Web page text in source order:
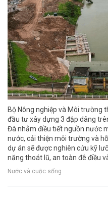
Bộ Nông nghiệp và Môi trường
đầu tư xây dựng 3 đập dâng
Đà nhằm điều tiết nguồn nước
nước, cải thiện môi trường và
dự án sẽ được nghiên cứu kỹ
năng thoát lũ, an toàn đê điều
Nước và cuộc sống